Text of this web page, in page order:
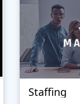
Staffing